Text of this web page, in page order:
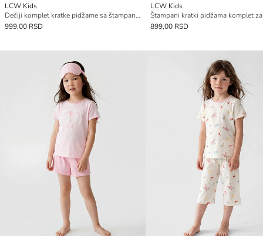
LCW Kids
Dečiji komplet kratke pidžame sa štampanim medvedićem
999,00 RSD
LCW Kids
899,00 RSD